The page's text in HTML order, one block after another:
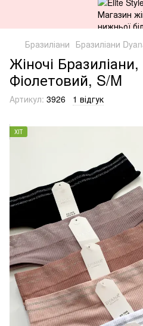
Бразиліани Бразиліани
Жіночі
Фіолетовий, S/M
Артикул: 3926 1 відгук
ХІТ